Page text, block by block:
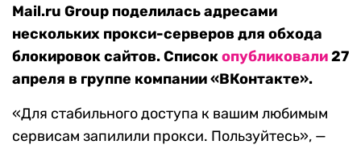
Mail.ru Group поделилась адресами
нескольких прокси-серверов для обхода
блокировок сайтов. Списокопубликовали27
апреля в группе компании «ВКонтакте».
«Для стабильного доступа к вашим любимым
сервисам запилили прокси. Пользуйтесь», —